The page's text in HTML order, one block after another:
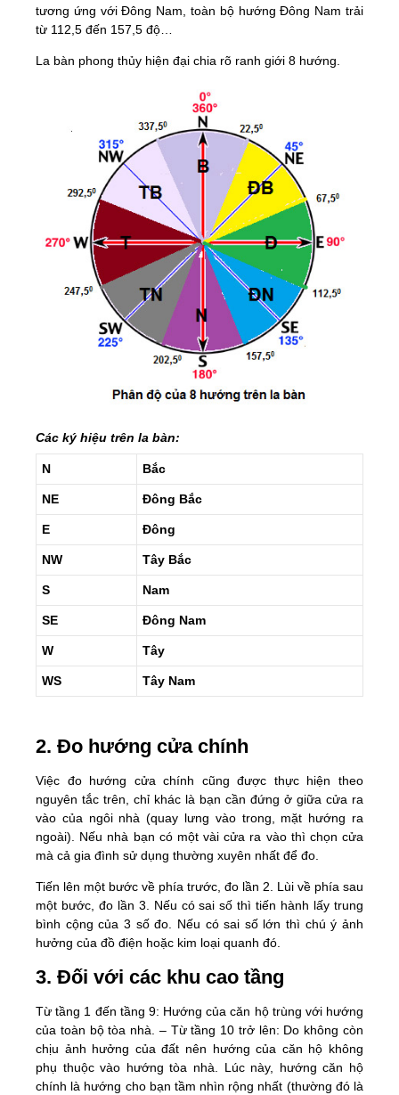
tương ứng với Đông Nam, toàn bộ hướng Đông Nam trải
từ 112,5 đến 157,5 độ…
La bàn phong thủy hiện đại chia rõ ranh giới 8 hướng.
Các ký hiệu trên la bàn:
N Bắc
NE Đông Bắc
E Đông
NW Tây Bắc
S Nam
SE Đông Nam
W Tây
WS Tây Nam
2. Đo hướng cửa chính
Việc đo hướng cửa chính cũng được thực hiện theo
nguyên tắc trên, chỉ khác là bạn cần đứng ở giữa cửa ra
vào của ngôi nhà (quay lưng vào trong, mặt hướng ra
ngoài). Nếu nhà bạn có một vài cửa ra vào thì chọn cửa
mà cả gia đình sử dụng thường xuyên nhất để đo.
Tiến lên một bước về phía trước, đo lần 2. Lùi về phía sau
một bước, đo lần 3. Nếu có sai số thì tiến hành lấy trung
bình cộng của 3 số đo. Nếu có sai số lớn thì chú ý ảnh
hưởng của đồ điện hoặc kim loại quanh đó.
3. Đối với các khu cao tầng
Từ tầng 1 đến tầng 9: Hướng của căn hộ trùng với hướng
của toàn bộ tòa nhà. – Từ tầng 10 trở lên: Do không còn
chịu ảnh hưởng của đất nên hướng của căn hộ không
phụ thuộc vào hướng tòa nhà. Lúc này, hướng căn hộ
chính là hướng cho bạn tầm nhìn rộng nhất (thường đó là